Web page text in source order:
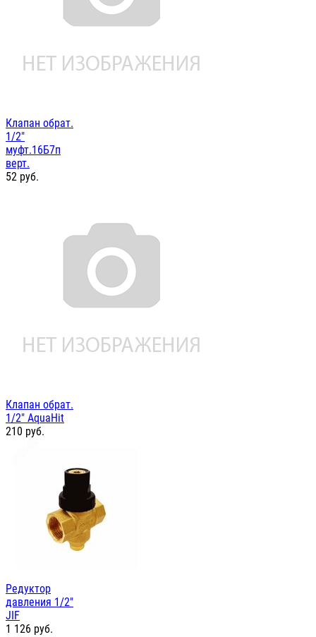
Клапан обрат.
1/2"
муфт.16Б7п
верт.
52 руб.
Клапан обрат.
1/2" AquaHit
210 руб.
Редуктор
давления 1/2"
JIF
1 126 руб.